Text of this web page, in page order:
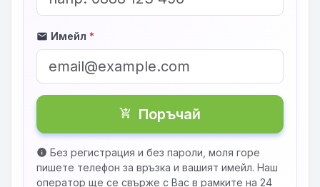
mail Имейл *
shopping_cart_checkout Поръчай
info Без регистрация и без пароли, моля горе
пишете телефон за връзка и вашият имейл. Наш
оператор ще се свърже с Вас в рамките на 24